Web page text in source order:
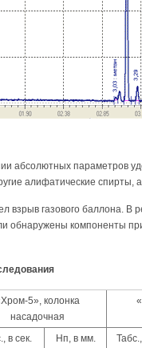
абсолютных параметров
алифатические спирты,
газового баллона. В
обнаружены компоненты
5», колонка
насадочная
в сек.
Нп, в мм.